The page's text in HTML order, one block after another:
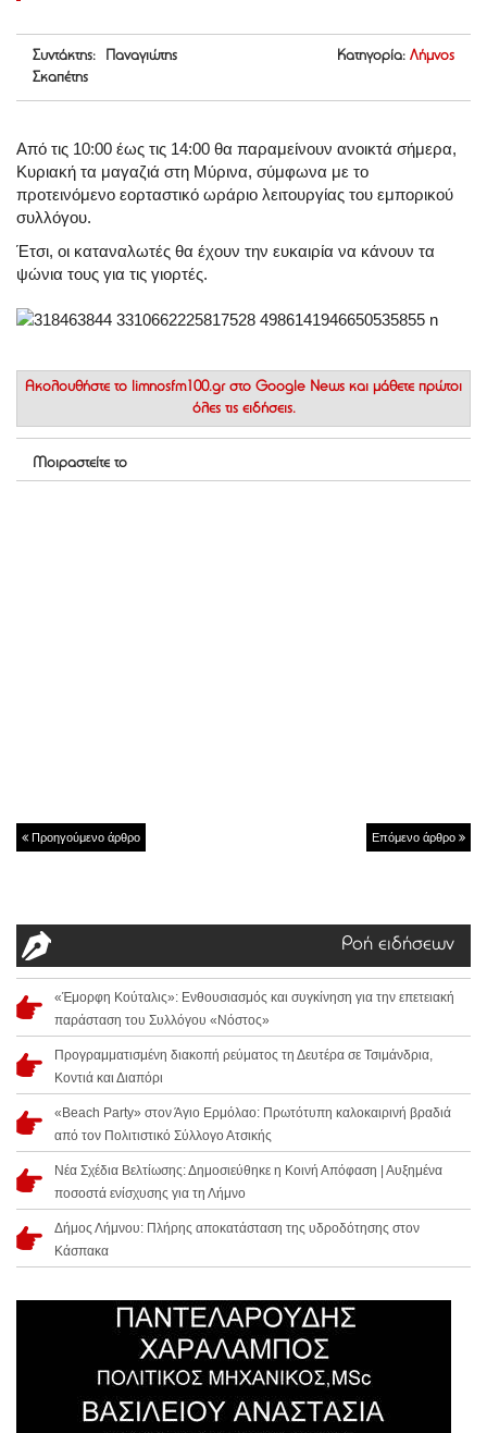
Συντάκτης: Παναγιώτης
Σκαπέτης
Κατηγορία: Λήμνος
Από τις 10:00 έως τις 14:00 θα παραμείνουν ανοικτά σήμερα,
Κυριακή τα μαγαζιά στη Μύρινα, σύμφωνα με το
προτεινόμενο εορταστικό ωράριο λειτουργίας του εμπορικού
συλλόγου.
Έτσι, οι καταναλωτές θα έχουν την ευκαιρία να κάνουν τα
ψώνια τους για τις γιορτές.
Ακολουθήστε το limnosfm100.gr στο Google News και μάθετε πρώτοι
όλες τις ειδήσεις.
Μοιραστείτε το
Προηγούμενο άρθρο Επόμενο άρθρο
Ροή ειδήσεων
«Έμορφη Κούταλις»: Ενθουσιασμός και συγκίνηση για την επετειακή
παράσταση του Συλλόγου «Νόστος»
Προγραμματισμένη διακοπή ρεύματος τη Δευτέρα σε Τσιμάνδρια,
Κοντιά και Διαπόρι
«Beach Party» στον Άγιο Ερμόλαο: Πρωτότυπη καλοκαιρινή βραδιά
από τον Πολιτιστικό Σύλλογο Ατσικής
Νέα Σχέδια Βελτίωσης: Δημοσιεύθηκε η Κοινή Απόφαση | Αυξημένα
ποσοστά ενίσχυσης για τη Λήμνο
Δήμος Λήμνου: Πλήρης αποκατάσταση της υδροδότησης στον
Κάσπακα